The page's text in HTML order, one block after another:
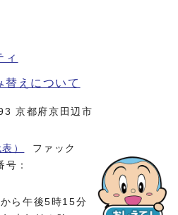
ィ
替えについて
京都府京田辺市
）
ファック
：
ら午後5時15分